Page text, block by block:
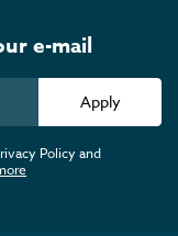
e-mail
Apply
Policy and